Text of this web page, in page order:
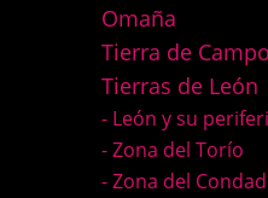
Omaña
Tierra de
Tierras de León
- León y su
- Zona del Torío
- Zona del